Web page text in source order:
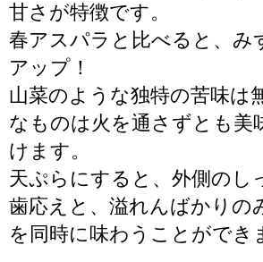
甘さが特徴です。
春アスパラと比べると、み
アップ！
山菜のような独特の苦味は
なものは火を通さずとも美
けます。
天ぷらにすると、外側のし
歯応えと、溢れんばかりの
を同時に味わうことができ